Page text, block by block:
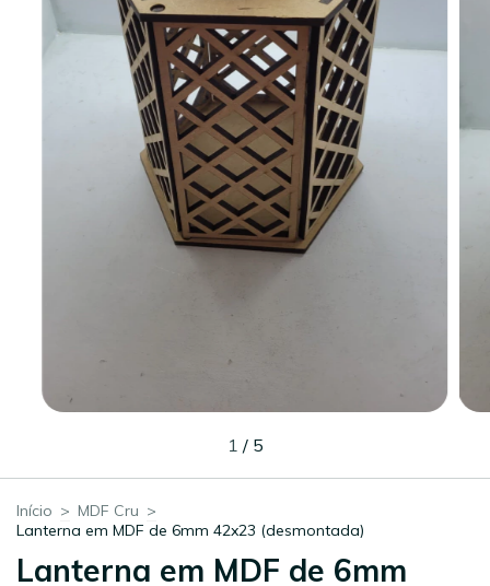
1 / 5
Início > MDF Cru >
Lanterna em MDF de 6mm 42x23 (desmontada)
Lanterna em MDF de 6mm